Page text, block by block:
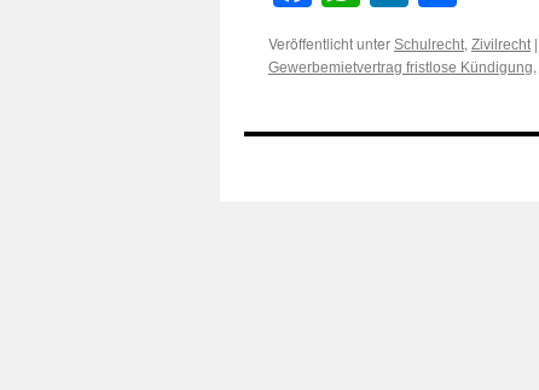
Veröffentlicht unter Schulrecht, Zivilrecht |
Gewerbemietvertrag fristlose Kündigung,